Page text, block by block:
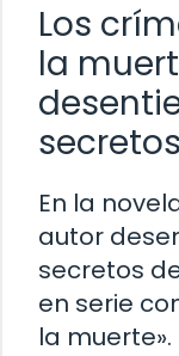
Los
la
secretos
En la
autor
secretos
en serie
la muerte».